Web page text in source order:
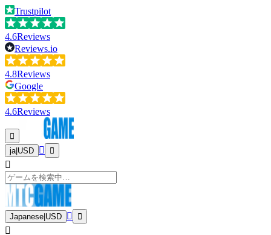
Trustpilot
4.6Reviews
Reviews.io
4.8Reviews
Google
4.6Reviews
ja| USD
Japanese USD